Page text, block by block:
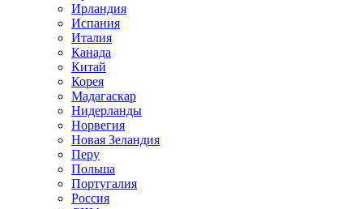
Ирландия
Испания
Италия
Канада
Китай
Корея
Мадагаскар
Нидерланды
Норвегия
Новая Зеландия
Перу
Польша
Португалия
Россия